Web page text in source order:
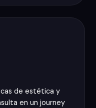
de estética y
en un journey